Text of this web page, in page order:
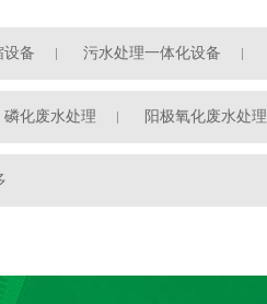
设备 污水处理一体化设备
磷化废水处理 阳极氧化废水处理